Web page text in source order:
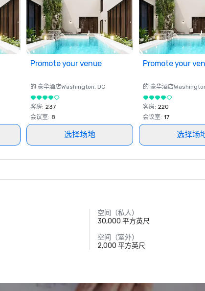
Promote your venue
的 豪华酒店Washington, DC
客房: 237
会议室: 8
选择场地
Promote your
的 豪华酒店
客房: 220
会议室: 17
选择场
空间（私人）
30,000 平方英尺
空间（室外）
2,000 平方英尺